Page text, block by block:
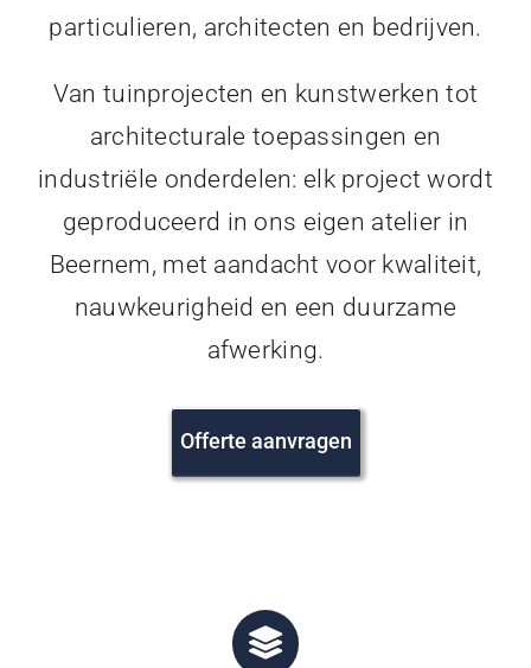
particulieren, architecten en bedrijven.
Van tuinprojecten en kunstwerken tot
architecturale toepassingen en
industriële onderdelen: elk project wordt
geproduceerd in ons eigen atelier in
Beernem, met aandacht voor kwaliteit,
nauwkeurigheid en een duurzame
afwerking.
Offerte aanvragen